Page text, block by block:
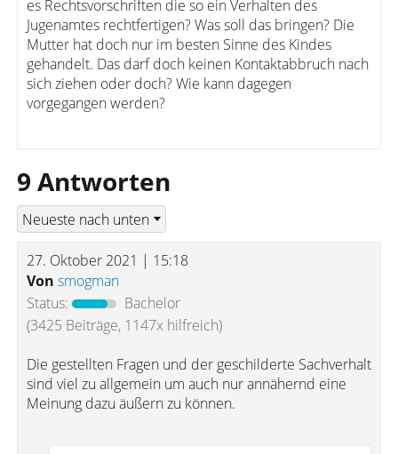
es Rechtsvorschriften die so ein Verhalten des
Jugenamtes rechtfertigen? Was soll das bringen? Die
Mutter hat doch nur im besten Sinne des Kindes
gehandelt. Das darf doch keinen Kontaktabbruch nach
sich ziehen oder doch? Wie kann dagegen
vorgegangen werden?
9 Antworten
27. Oktober 2021 | 15:18
Von smogman
Status:
Bachelor
(3425 Beiträge, 1147x hilfreich)
Die gestellten Fragen und der geschilderte Sachverhalt
sind viel zu allgemein um auch nur annähernd eine
Meinung dazu äußern zu können.